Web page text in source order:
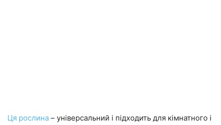
Ця рослина – універсальний і підходить для кімнатного і